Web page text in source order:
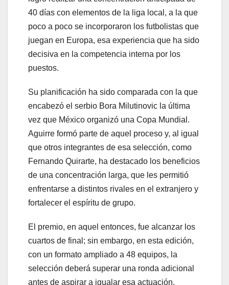
40 días con elementos de la liga local, a la que
poco a poco se incorporaron los futbolistas que
juegan en Europa, esa experiencia que ha sido
decisiva en la competencia interna por los
puestos.
Su planificación ha sido comparada con la que
encabezó el serbio Bora Milutinovic la última
vez que México organizó una Copa Mundial.
Aguirre formó parte de aquel proceso y, al igual
que otros integrantes de esa selección, como
Fernando Quirarte, ha destacado los beneficios
de una concentración larga, que les permitió
enfrentarse a distintos rivales en el extranjero y
fortalecer el espíritu de grupo.
El premio, en aquel entonces, fue alcanzar los
cuartos de final; sin embargo, en esta edición,
con un formato ampliado a 48 equipos, la
selección deberá superar una ronda adicional
antes de aspirar a igualar esa actuación.